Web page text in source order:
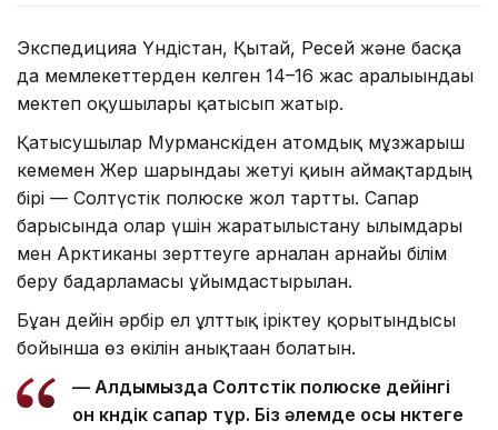
Экспедицияға Үндістан, Қытай, Ресей және басқа
да мемлекеттерден келген 14–16 жас аралығындағы
мектеп оқушылары қатысып жатыр.
Қатысушылар Мурманскіден атомдық мұзжарғыш
кемемен Жер шарындағы жетуі қиын аймақтардың
бірі — Солтүстік полюске жол тартты. Сапар
барысында олар үшін жаратылыстану ғылымдары
мен Арктиканы зерттеуге арналған арнайы білім
беру бағдарламасы ұйымдастырылған.
Бұған дейін әрбір ел ұлттық іріктеу қорытындысы
бойынша өз өкілін анықтаған болатын.
— Алдымызда Солтүстік полюске дейінгі
он күндік сапар тұр. Біз әлемде осы нүктеге